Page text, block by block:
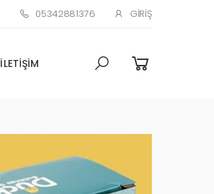
05342881376 GIRIŞ
İLETIŞIM